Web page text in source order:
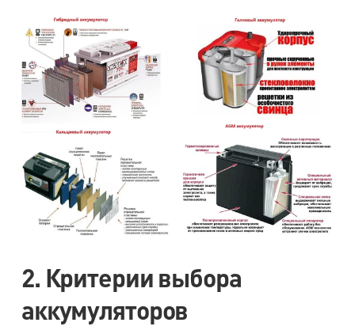
2. Критерии выбора
аккумуляторов